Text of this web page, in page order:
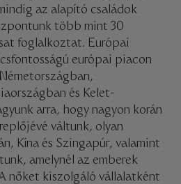
az alapító családok
több mint 30
foglalkoztat. Európai
európai piacon
és Kelet-
arra, hogy nagyon korán
váltunk, olyan
Kína és Szingapúr, valamint
amelynél az emberek
nőket kiszolgáló vállalatként